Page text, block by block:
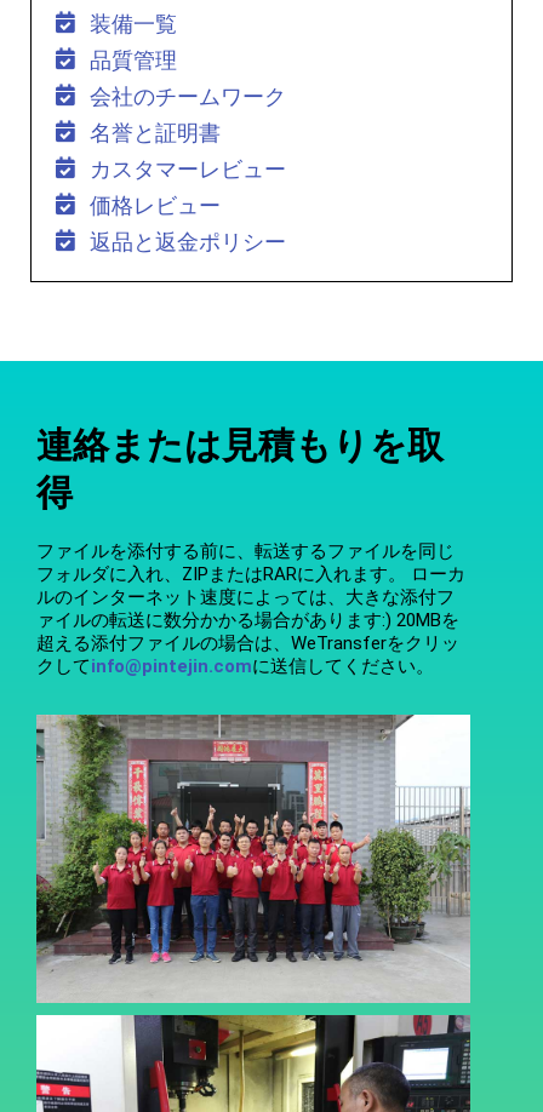
装備一覧
品質管理
会社のチームワーク
名誉と証明書
カスタマーレビュー
価格レビュー
返品と返金ポリシー
連絡または見積もりを取
得
ファイルを添付する前に、転送するファイルを同じ
フォルダに入れ、ZIPまたはRARに入れます。 ローカ
ルのインターネット速度によっては、大きな添付フ
ァイルの転送に数分かかる場合があります:) 20MBを
超える添付ファイルの場合は、WeTransferをクリッ
クしてinfo@pintejin.comに送信してください。